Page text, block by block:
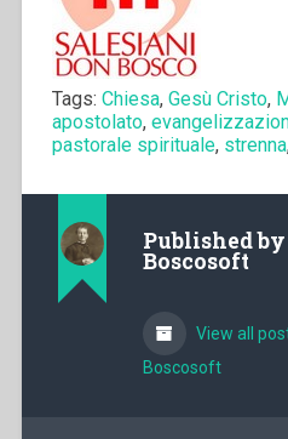
Tags: Chiesa, Gesù Cristo,
apostolato,
pastorale spirituale, strenna
Published by
Boscosoft
View all
Boscosoft